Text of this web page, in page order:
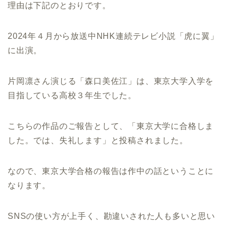
理由は下記のとおりです。
2024年４月から放送中NHK連続テレビ小説「虎に翼」
に出演。
片岡凛さん演じる「森口美佐江」は、東京大学入学を
目指している高校３年生でした。
こちらの作品のご報告として、「東京大学に合格しま
した。では、失礼します」と投稿されました。
なので、東京大学合格の報告は作中の話ということに
なります。
SNSの使い方が上手く、勘違いされた人も多いと思い